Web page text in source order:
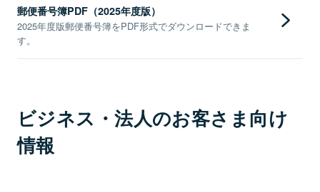
郵便番号簿PDF（2025年度版）
2025年度版郵便番号簿をPDF形式でダウンロードできま
す。
ビジネス・法人のお客さま向け
情報